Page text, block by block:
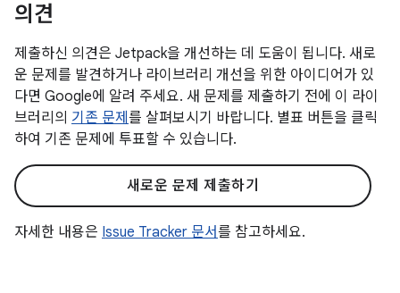
의견
제출하신 의견은 Jetpack을 개선하는 데 도움이 됩니다. 새로
운 문제를 발견하거나 라이브러리 개선을 위한 아이디어가 있
다면 Google에 알려 주세요. 새 문제를 제출하기 전에 이 라이
브러리의 기존 문제 를 살펴보시기 바랍니다. 별표 버튼을 클릭
하여 기존 문제에 투표할 수 있습니다.
새로운 문제 제출하기
자세한 내용은 Issue Tracker 문서를 참고하세요.